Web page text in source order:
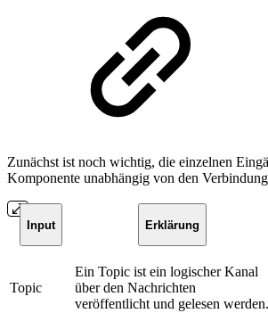
Zunächst ist noch wichtig, die einzelnen
Komponente unabhängig von den
Input Erklärung
Topic
Ein Topic ist ein logischer Kanal
über den Nachrichten
veröffentlicht und gelesen werden.